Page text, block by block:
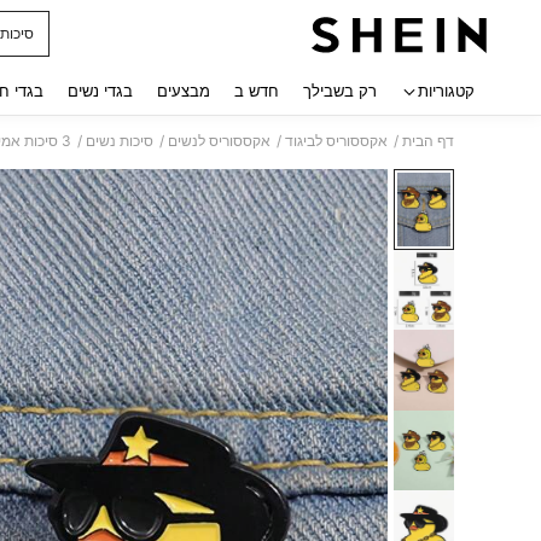
קטגוריות רק בשבילך חדש ב מבצעים בגדי נשים בגדי
דף הבית / אקססוריס לביגוד / אקססוריס לנשים / סיכות נשים /